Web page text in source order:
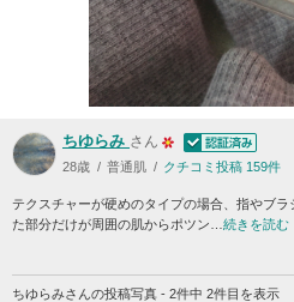
ちゆらみ さん
28歳 普通肌 クチコミ投稿 159件
テクスチャーが硬めのタイプの場合、指やブ
た部分だけが周囲の肌からポツン… 続きを読む
ちゆらみさんの投稿写真 - 2件中 2件目を表示